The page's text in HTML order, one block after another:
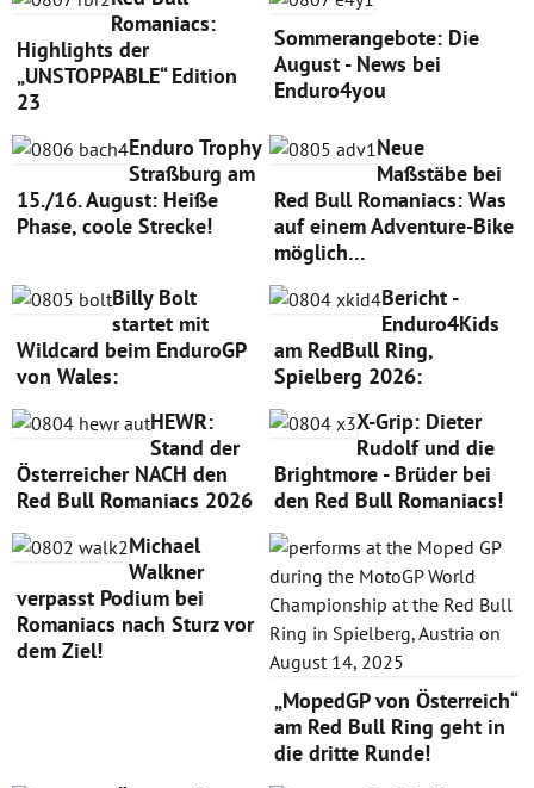
Romaniacs:
Highlights der
„UNSTOPPABLE“ Edition
23
Sommerangebote: Die
August - News bei
Enduro4you
Enduro Trophy
Straßburg am
15./16. August: Heiße
Phase, coole Strecke!
Neue
Maßstäbe bei
Red Bull Romaniacs: Was
auf einem Adventure-Bike
möglich…
Billy Bolt
startet mit
Wildcard beim EnduroGP
von Wales:
Bericht -
Enduro4Kids
am RedBull Ring,
Spielberg 2026:
HEWR:
Stand der
Österreicher NACH den
Red Bull Romaniacs 2026
X-Grip: Dieter
Rudolf und die
Brightmore - Brüder bei
den Red Bull Romaniacs!
Michael
Walkner
verpasst Podium bei
Romaniacs nach Sturz vor
dem Ziel!
„MopedGP von Österreich“
am Red Bull Ring geht in
die dritte Runde!